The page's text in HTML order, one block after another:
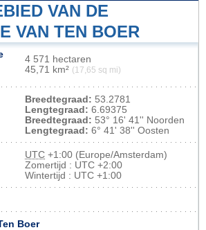
VAN DE
VAN TEN BOER
4 571 hectaren
45,71 km² (17,65 sq mi)
Breedtegraad: 53.2781
Lengtegraad: 6.69375
Breedtegraad: 53° 16' 41'' Noorden
Lengtegraad: 6° 41' 38'' Oosten
UTC +1:00 (Europe/Amsterdam)
Zomertijd : UTC +2:00
Wintertijd : UTC +1:00
Boer